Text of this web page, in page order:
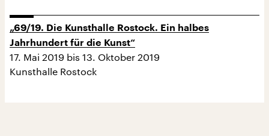
„69/19. Die Kunsthalle Rostock. Ein halbes
Jahrhundert für die Kunst“
17. Mai 2019 bis 13. Oktober 2019
Kunsthalle Rostock